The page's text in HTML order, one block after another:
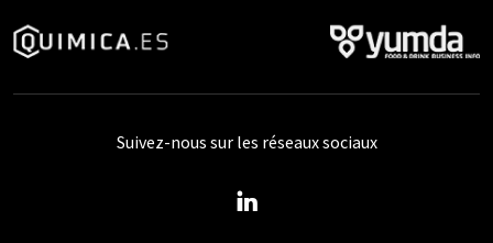
Suivez-nous sur les réseaux sociaux